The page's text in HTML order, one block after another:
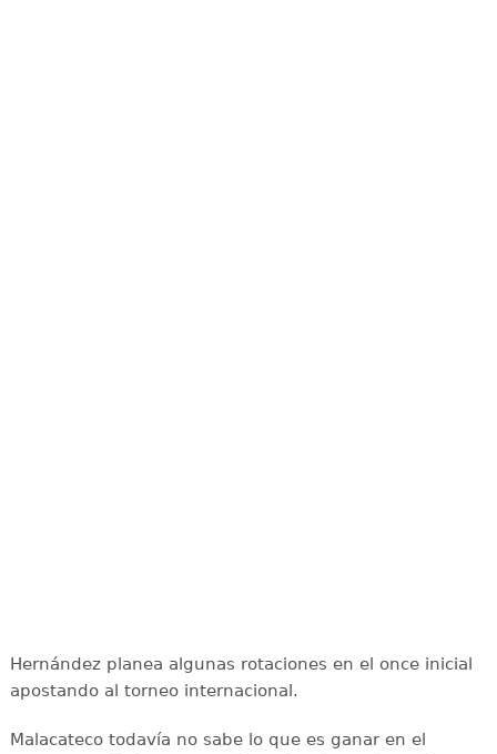
Hernández planea algunas rotaciones en el once inicial
apostando al torneo internacional.
Malacateco todavía no sabe lo que es ganar en el